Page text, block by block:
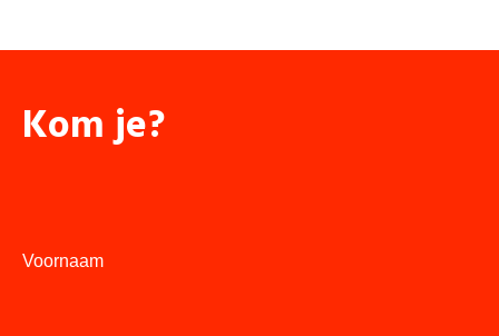
Kom je?
Voornaam